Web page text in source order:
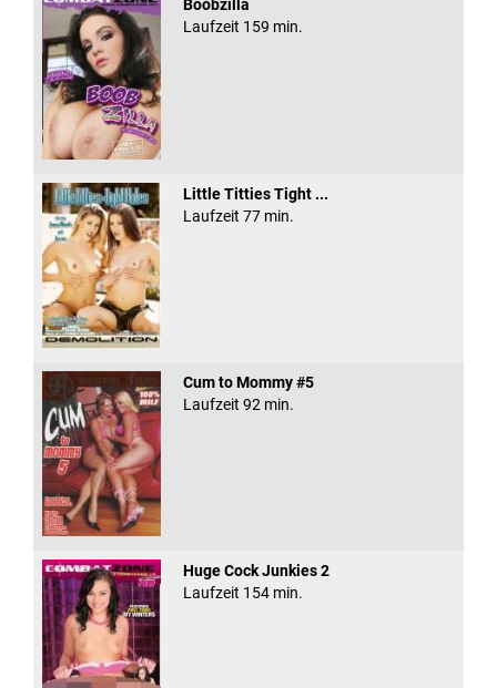
Boobzilla
Laufzeit 159 min.
Little Titties Tight ...
Laufzeit 77 min.
Cum to Mommy #5
Laufzeit 92 min.
Huge Cock Junkies 2
Laufzeit 154 min.